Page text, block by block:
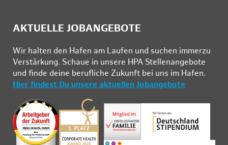
AKTUELLE JOBANGEBOTE
Wir hal­ten den Ha­fen am Lau­fen und su­chen im­mer­zu
Ver­stär­kung. Schau­e in un­se­re HPA Stel­len­an­ge­bo­te
und fin­de deine be­ruf­li­che Zu­kunft bei uns im Ha­fen.
Hier findest Du unsere aktuellen Jobangebote